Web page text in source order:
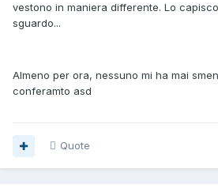
vestono in maniera differente. Lo
sguardo...
Almeno per ora, nessuno mi ha mai
conferamto asd
Quote